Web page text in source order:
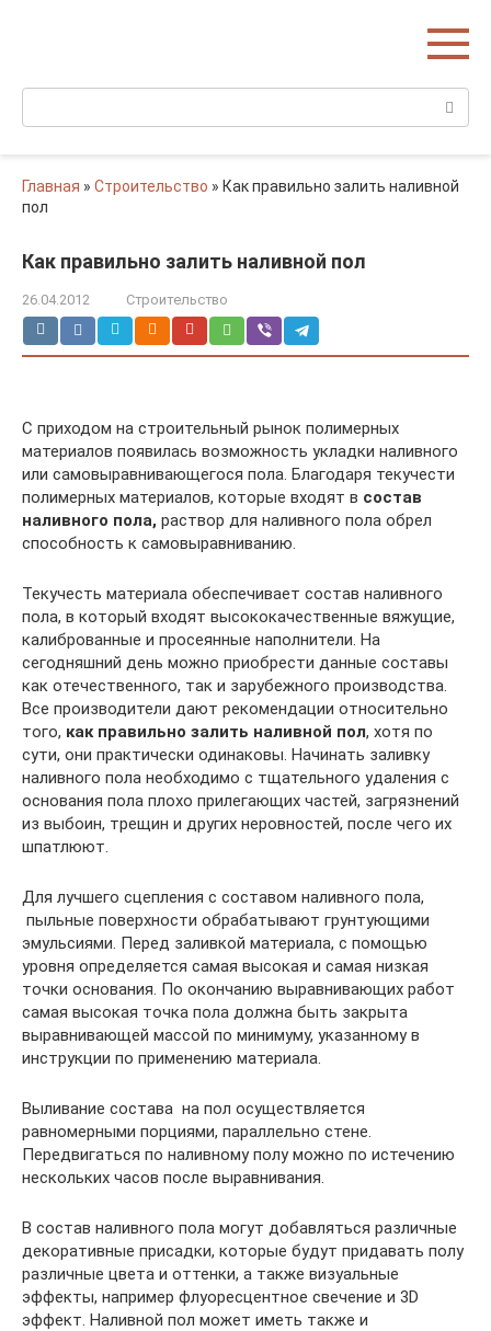
Поиск:
Главная » Строительство » Как правильно залить наливной
пол
Как правильно залить наливной пол
26.04.2012 Строительство
С приходом на строительный рынок полимерных
материалов появилась возможность укладки наливного
или самовыравнивающегося пола. Благодаря текучести
полимерных материалов, которые входят в состав
наливного пола, раствор для наливного пола обрел
способность к самовыравниванию.
Текучесть материала обеспечивает состав наливного
пола, в который входят высококачественные вяжущие,
калиброванные и просеянные наполнители. На
сегодняшний день можно приобрести данные составы
как отечественного, так и зарубежного производства.
Все производители дают рекомендации относительно
того, как правильно залить наливной пол, хотя по
сути, они практически одинаковы. Начинать заливку
наливного пола необходимо с тщательного удаления с
основания пола плохо прилегающих частей, загрязнений
из выбоин, трещин и других неровностей, после чего их
шпатлюют.
Для лучшего сцепления с составом наливного пола,
пыльные поверхности обрабатывают грунтующими
эмульсиями. Перед заливкой материала, с помощью
уровня определяется самая высокая и самая низкая
точки основания. По окончанию выравнивающих работ
самая высокая точка пола должна быть закрыта
выравнивающей массой по минимуму, указанному в
инструкции по применению материала.
Выливание состава на пол осуществляется
равномерными порциями, параллельно стене.
Передвигаться по наливному полу можно по истечению
нескольких часов после выравнивания.
В состав наливного пола могут добавляться различные
декоративные присадки, которые будут придавать полу
различные цвета и оттенки, а также визуальные
эффекты, например флуоресцентное свечение и 3D
эффект. Наливной пол может иметь также и